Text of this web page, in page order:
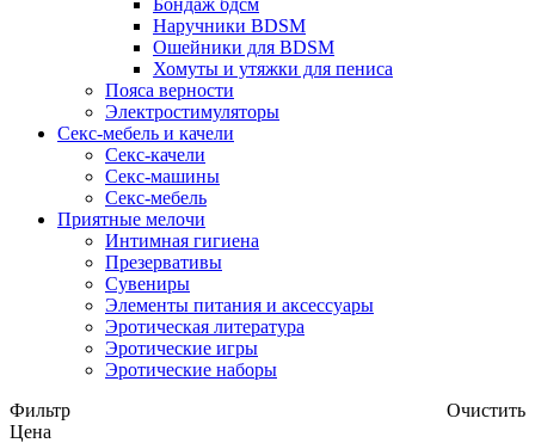
Бондаж бдсм
Наручники BDSM
Ошейники для BDSM
Хомуты и утяжки для пениса
Пояса верности
Электростимуляторы
Секс-мебель и качели
Секс-качели
Секс-машины
Секс-мебель
Приятные мелочи
Интимная гигиена
Презервативы
Сувениры
Элементы питания и аксессуары
Эротическая литература
Эротические игры
Эротические наборы
Фильтр
Очистить
Цена